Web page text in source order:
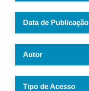
Data de Publicação
Autor
Tipo de Acesso